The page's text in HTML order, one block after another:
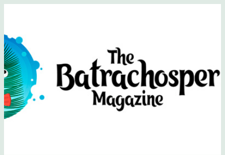
The Batrachospermum Magazine
Батрахоспермум (официальный сайт)